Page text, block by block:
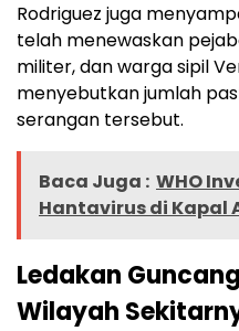
Rodriguez juga
telah menewaskan
militer, dan warga sipil
menyebutkan jumlah
serangan tersebut.
Baca Juga : WHO
Hantavirus di Kapal
Ledakan
Wilayah